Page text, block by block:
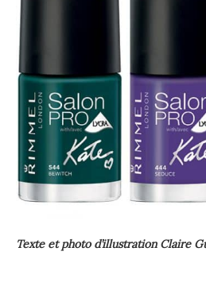
Texte et photo d’illustration Claire